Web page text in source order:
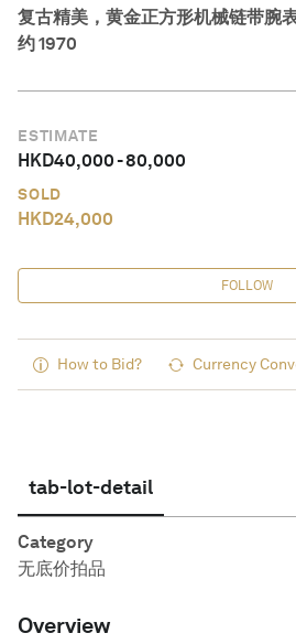
复古精美，黄金正方形机械链带腕
约 1970
ESTIMATE
HKD40,000-80,000
SOLD
HKD24,000
FOLLOW
How to Bid? Currency
tab-lot-detail
Category
无底价拍品
Overview